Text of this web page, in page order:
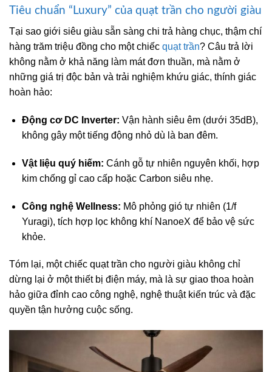
Tiêu chuẩn “Luxury” của quạt trần cho người giàu
Tại sao giới siêu giàu sẵn sàng chi trả hàng chục, thậm chí
hàng trăm triệu đồng cho một chiếc quạt trần? Câu trả lời
không nằm ở khả năng làm mát đơn thuần, mà nằm ở
những giá trị độc bản và trải nghiệm khứu giác, thính giác
hoàn hảo:
Động cơ DC Inverter: Vận hành siêu êm (dưới 35dB),
không gây một tiếng động nhỏ dù là ban đêm.
Vật liệu quý hiếm: Cánh gỗ tự nhiên nguyên khối, hợp
kim chống gỉ cao cấp hoặc Carbon siêu nhẹ.
Công nghệ Wellness: Mô phỏng gió tự nhiên (1/f
Yuragi), tích hợp lọc không khí NanoeX để bảo vệ sức
khỏe.
Tóm lại, một chiếc quạt trần cho người giàu không chỉ
dừng lại ở một thiết bị điện máy, mà là sự giao thoa hoàn
hảo giữa đỉnh cao công nghệ, nghệ thuật kiến trúc và đặc
quyền tận hưởng cuộc sống.